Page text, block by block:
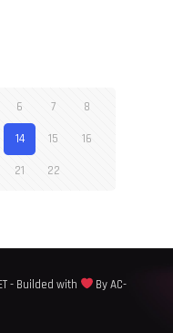
6 7 8
14 15 16
21 22
- Builded with
By AC-